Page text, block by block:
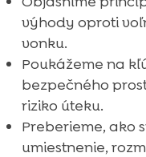
výhody oproti
vonku.
Poukážeme na
bezpečného
riziko úteku.
Preberieme, ako
umiestnenie,